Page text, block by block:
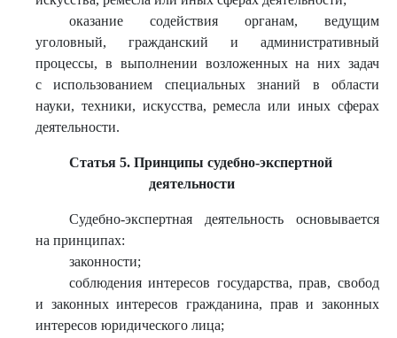
оказание содействия органам, ведущим
уголовный, гражданский и административный
процессы, в выполнении возложенных на них задач
с использованием специальных знаний в области
науки, техники, искусства, ремесла или иных сферах
деятельности.
Статья 5. Принципы судебно-экспертной
деятельности
Судебно-экспертная деятельность основывается
на принципах:
законности;
соблюдения интересов государства, прав, свобод
и законных интересов гражданина, прав и законных
интересов юридического лица;